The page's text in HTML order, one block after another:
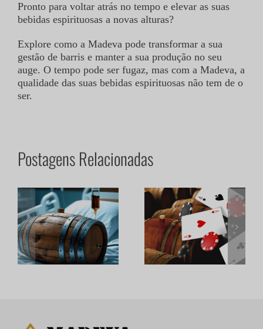
Pronto para voltar atrás no tempo e elevar as suas
bebidas espirituosas a novas alturas?
Explore como a Madeva pode transformar a sua
gestão de barris e manter a sua produção no seu
auge. O tempo pode ser fugaz, mas com a Madeva, a
qualidade das suas bebidas espirituosas não tem de o
ser.
Postagens Relacionadas